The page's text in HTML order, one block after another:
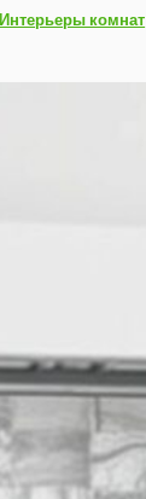
Интерьеры комнат